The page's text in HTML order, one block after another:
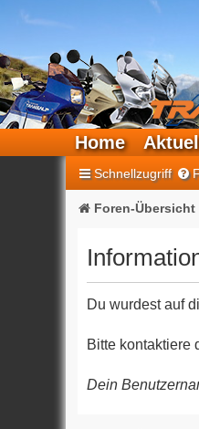
Home
Schnellzugriff
Foren-Übersicht
Du wurdest auf
Bitte kontaktiere
Dein